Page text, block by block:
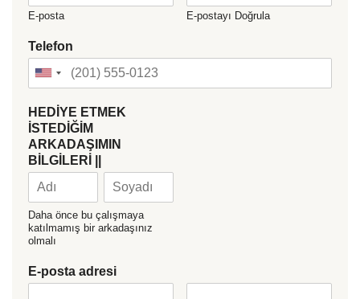
E-posta E-postayı Doğrula
Telefon
HEDİYE ETMEK
İSTEDİĞİM
ARKADAŞIMIN
BİLGİLERİ ||
Daha önce bu çalışmaya
katılmamış bir arkadaşınız
olmalı
E-posta adresi